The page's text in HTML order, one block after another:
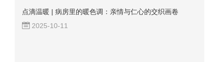
点滴温暖 | 病房里的暖色调：亲情与仁心的交织画卷
2025-10-11